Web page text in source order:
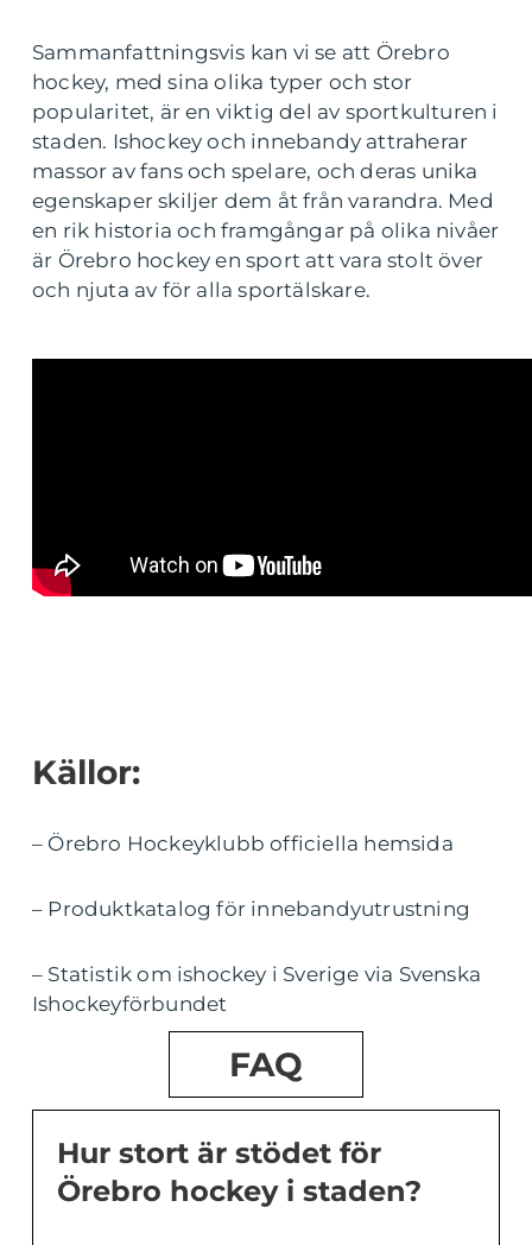
Sammanfattningsvis kan vi se att Örebro
hockey, med sina olika typer och stor
popularitet, är en viktig del av sportkulturen i
staden. Ishockey och innebandy attraherar
massor av fans och spelare, och deras unika
egenskaper skiljer dem åt från varandra. Med
en rik historia och framgångar på olika nivåer
är Örebro hockey en sport att vara stolt över
och njuta av för alla sportälskare.
Källor:
– Örebro Hockeyklubb officiella hemsida
– Produktkatalog för innebandyutrustning
– Statistik om ishockey i Sverige via Svenska
Ishockeyförbundet
FAQ
Hur stort är stödet för
Örebro hockey i staden?